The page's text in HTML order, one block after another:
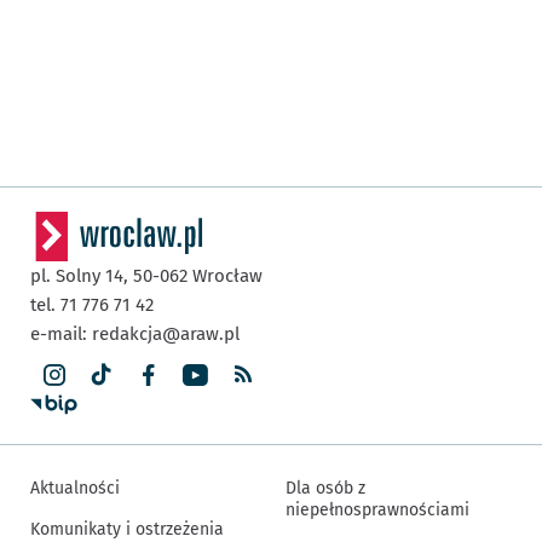
pl. Solny 14, 50-062 Wrocław
tel. 71 776 71 42
e-mail: redakcja@araw.pl
Aktualności
Komunikaty i ostrzeżenia
Dla osób z
niepełnosprawnościami